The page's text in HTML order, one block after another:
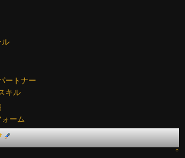
ル
ートナー
キル
ォーム
↑